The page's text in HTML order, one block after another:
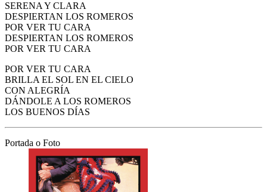
SERENA Y CLARA
DESPIERTAN LOS ROMEROS
POR VER TU CARA
DESPIERTAN LOS ROMEROS
POR VER TU CARA
POR VER TU CARA
BRILLA EL SOL EN EL CIELO
CON ALEGRÍA
DÁNDOLE A LOS ROMEROS
LOS BUENOS DÍAS
Portada o Foto